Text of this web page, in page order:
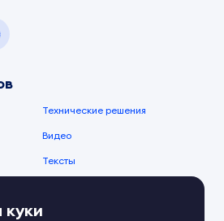
Технические решения
Видео
Тексты
куки